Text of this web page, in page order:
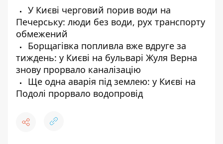
У Києві черговий порив води на
Печерську: люди без води, рух транспорту
обмежений
Борщагівка попливла вже вдруге за
тиждень: у Києві на бульварі Жуля Верна
знову прорвало каналізацію
Ще одна аварія під землею: у Києві на
Подолі прорвало водопровід